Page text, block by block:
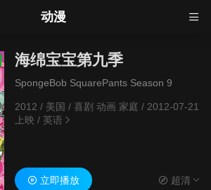
动漫
海绵宝宝第九季
SpongeBob SquarePants Season 9
2012 / 美国 / 喜剧 动画 家庭/ 2012-07-21
上映 / 英语
立即播放 超清